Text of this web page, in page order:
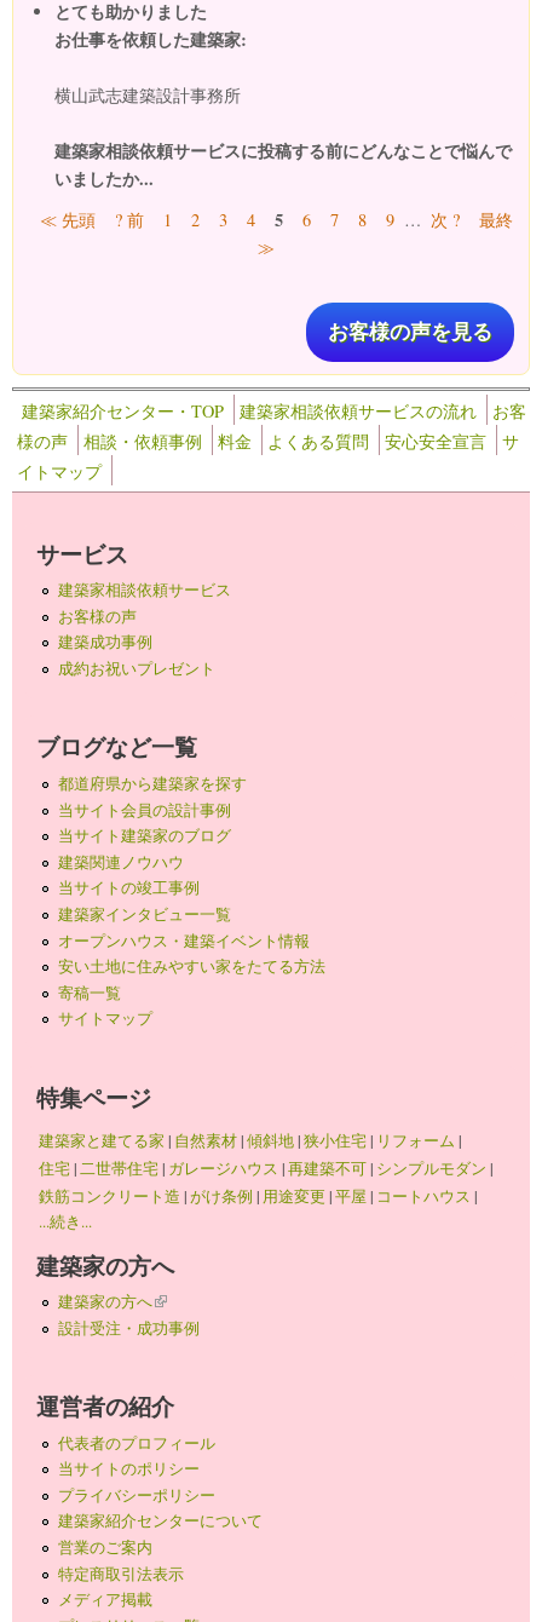
とても助かりました
お仕事を依頼した建築家:
横山武志建築設計事務所
建築家相談依頼サービスに投稿する前にどんなことで悩んで
いましたか...
ページ
≪ 先頭 ? 前 1 2 3 4 5 6 7 8 9 … 次 ?
最終
≫
お客様の声を見る
建築家紹介センター・TOP 建築家相談依頼サービスの流れ
お客
様の声
相談・依頼事例 料金 よくある質問 安心安全宣言
サ
イトマップ
サービス
建築家相談依頼サービス
お客様の声
建築成功事例
成約お祝いプレゼント
ブログなど一覧
都道府県から建築家を探す
当サイト会員の設計事例
当サイト建築家のブログ
建築関連ノウハウ
当サイトの竣工事例
建築家インタビュー一覧
オープンハウス・建築イベント情報
安い土地に住みやすい家をたてる方法
寄稿一覧
サイトマップ
特集ページ
建築家と建てる家 | 自然素材|傾斜地|狭小住宅| リフォーム |
住宅|二世帯住宅| ガレージハウス |再建築不可| シンプルモダン |
鉄筋コンクリート造 |がけ条例 | 用途変更 |平屋 | コートハウス |
...続き...
建築家の方へ
建築家の方へ(link is external)
設計受注・成功事例
運営者の紹介
代表者のプロフィール
当サイトのポリシー
プライバシーポリシー
建築家紹介センターについて
営業のご案内
特定商取引法表示
メディア掲載